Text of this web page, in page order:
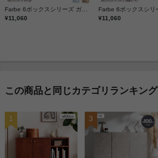
¥11,060
¥11,060
この商品と同じカテゴリランキング